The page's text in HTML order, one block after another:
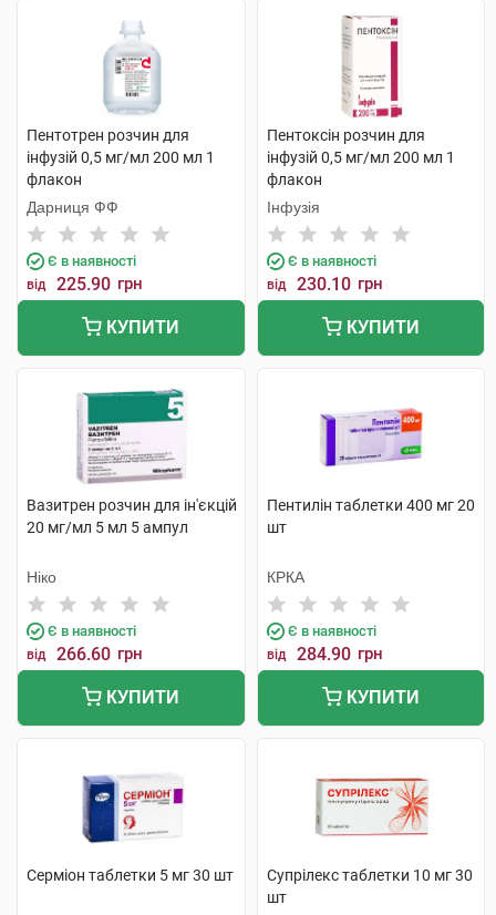
Пентотрен розчин для
інфузій 0,5 мг/мл 200 мл 1
флакон
Дарниця ФФ
Є в наявності
від 225.90 грн
КУПИТИ
Пентоксін розчин для
інфузій 0,5 мг/мл 200 мл 1
флакон
Інфузія
Є в наявності
від 230.10 грн
КУПИТИ
Вазитрен розчин для ін'єкцій
20 мг/мл 5 мл 5 ампул
Ніко
Є в наявності
від 266.60 грн
КУПИТИ
Пентилін таблетки 400 мг 20
шт
КРКА
Є в наявності
від 284.90 грн
КУПИТИ
Серміон таблетки 5 мг 30 шт
Супрілекс таблетки 10 мг 30
шт